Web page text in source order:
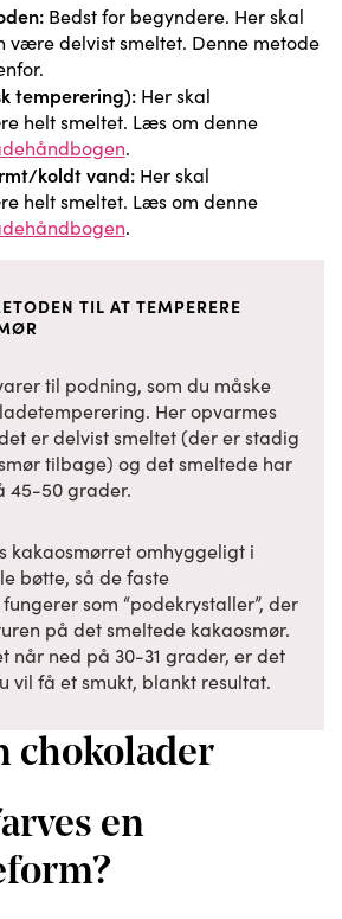
Bedst for begyndere. Her skal
være delvist smeltet. Denne metode
temperering):Her skal
helt smeltet. Læs om denne
.
koldt vand:Her skal
helt smeltet. Læs om denne
.
TIL AT TEMPERERE
til podning, som du måske
Her opvarmes
er delvist smeltet (der er stadig
tilbage) og det smeltede har
45-50 grader.
kakaosmørret omhyggeligt i
bøtte, så de faste
som “podekrystaller”, der
på det smeltede kakaosmør.
når ned på 30-31 grader, er det
vil få et smukt, blankt resultat.
en